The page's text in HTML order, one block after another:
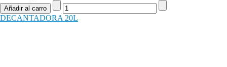
DECANTADORA 20L